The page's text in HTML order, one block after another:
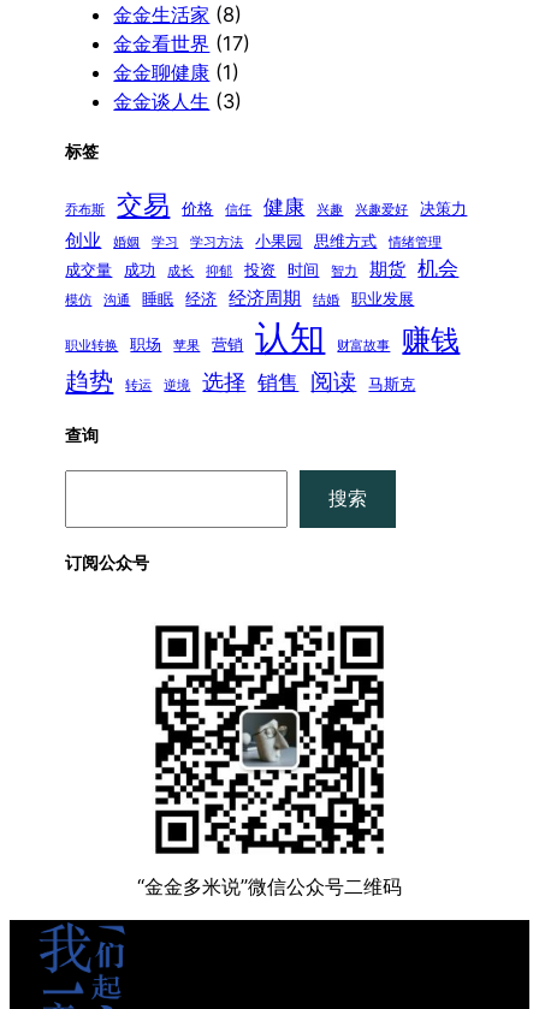
金金生活家 (8)
金金看世界 (17)
金金聊健康 (1)
金金谈人生 (3)
标签
乔布斯 交易 价格 信任 健康 兴趣 兴趣爱好 决策力
创业 婚姻 学习 学习方法 小果园 思维方式 情绪管理
成交量 成功 成长 抑郁 投资 时间 智力 期货 机会
模仿 沟通 睡眠 经济 经济周期 结婚 职业发展
职业转换 职场 苹果 营销 认知 财富故事 赚钱
趋势 转运 逆境 选择 销售 阅读 马斯克
查询
搜索
订阅公众号
“金金多米说”微信公众号二维码